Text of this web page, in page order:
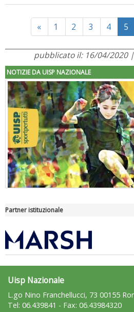
«Previous
1 2 3 4 5
pubblicato il: 16/04/2020
NOTIZIE DA UISP NAZIONALE
"Superare gli ostacoli": la relazione di
Partner istituzionale
Uisp Nazionale
L.go Nino Franchellucci, 73 00155
Tel: 06.439841 - Fax: 06.43984320